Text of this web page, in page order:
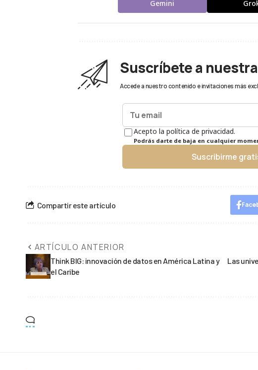
Gemini
Suscríbete a
Accede a nuestro contenido e invitaciones más
Acepto la política de privacidad.
Podrás darte de baja en cualquier
Suscribirme
Compartir este artículo
ARTÍCULO ANTERIOR
Think BIG: innovación de datos en América Latina y
el Caribe
Las